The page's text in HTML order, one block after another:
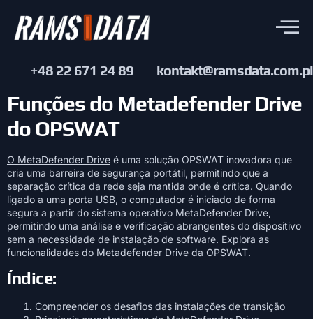
+48 22 671 24 89 kontakt@ramsdata.com.pl
Funções do Metadefender Drive
do OPSWAT
O MetaDefender Drive é uma solução OPSWAT inovadora que
cria uma barreira de segurança portátil, permitindo que a
separação crítica da rede seja mantida onde é crítica. Quando
ligado a uma porta USB, o computador é iniciado de forma
segura a partir do sistema operativo MetaDefender Drive,
permitindo uma análise e verificação abrangentes do dispositivo
sem a necessidade de instalação de software. Explora as
funcionalidades do Metadefender Drive da OPSWAT.
Índice:
Compreender os desafios das instalações de transição